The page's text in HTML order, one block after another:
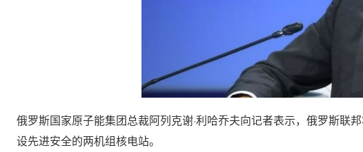
俄罗斯国家原子能集团总裁阿列克谢·利哈乔夫向记者表示，俄罗斯联
设先进安全的两机组核电站。